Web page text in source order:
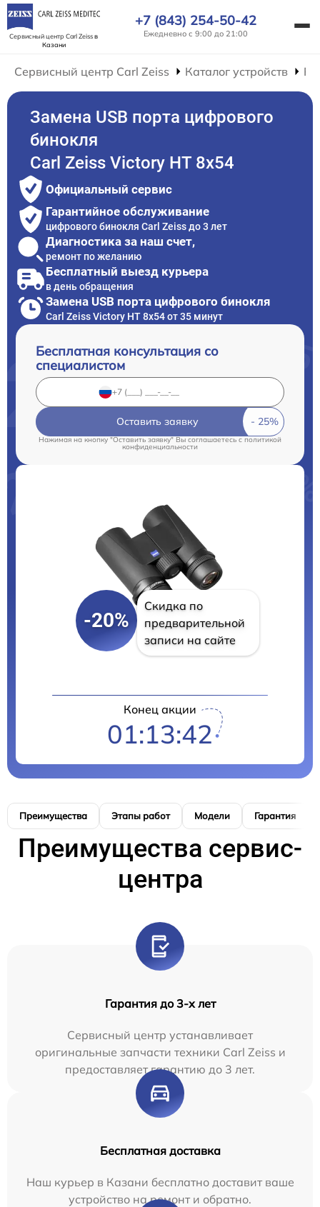
Сервисный центр Carl Zeissв
Казани
+7 (843) 254-50-42
Ежедневно с 9:00 до 21:00
Сервисный центр Carl Zeiss Каталог устройств
Замена USB порта цифрового
бинокля
Carl Zeiss Victory HT 8x54
Официальный сервис
Гарантийное обслуживание
цифрового бинокля Carl Zeiss до 3 лет
Диагностика за наш счет,
ремонт по желанию
Бесплатный выезд курьера
в день обращения
Замена USB порта цифрового бинокля
Carl Zeiss Victory HT 8x54 от 35 минут
Бесплатная консультация со
специалистом
Оставить заявку
Нажимая на кнопку "Оставить заявку" Вы соглашаетесь cполитикой
конфиденциальности
-20%
Скидка по
предварительной
записи на сайте
Конец акции
01:13:42
Преимущества Этапы работ Модели Гарантия
Преимущества сервис-
центра
Гарантия до 3-х лет
Сервисный центр устанавливает
оригинальные запчасти техники Carl Zeiss и
предоставляет гарантию до 3 лет.
Бесплатная доставка
Наш курьер в Казани бесплатно доставит ваше
устройство на ремонт и обратно.